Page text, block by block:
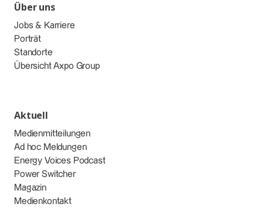
Über uns
Jobs & Karriere
Porträt
Standorte
Übersicht Axpo Group
Aktuell
Medienmitteilungen
Ad hoc Meldungen
Energy Voices Podcast
Power Switcher
Magazin
Medienkontakt